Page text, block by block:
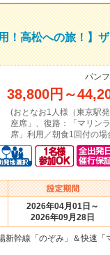
！高松への旅！
パン
38,800円 ～
(おとなお1人様（東京駅
座席」、復路：「マリン
席」利用／朝食1回付の場
2026年04月01日～
2026年09月28日
新幹線「のぞみ」＆快速「